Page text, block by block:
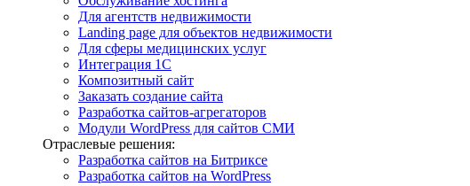
Для агентств недвижимости
Landing page для объектов недвижимости
Для сферы медицинских услуг
Интеграция 1С
Композитный сайт
Заказать создание сайта
Разработка сайтов-агрегаторов
Модули WordPress для сайтов СМИ
Отраслевые решения:
Разработка сайтов на Битриксе
Разработка сайтов на WordPress